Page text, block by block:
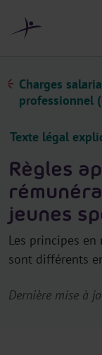
Charges
professionnel
Texte légal
Règles
jeunes
Les principes
sont différents
Dernière mise à